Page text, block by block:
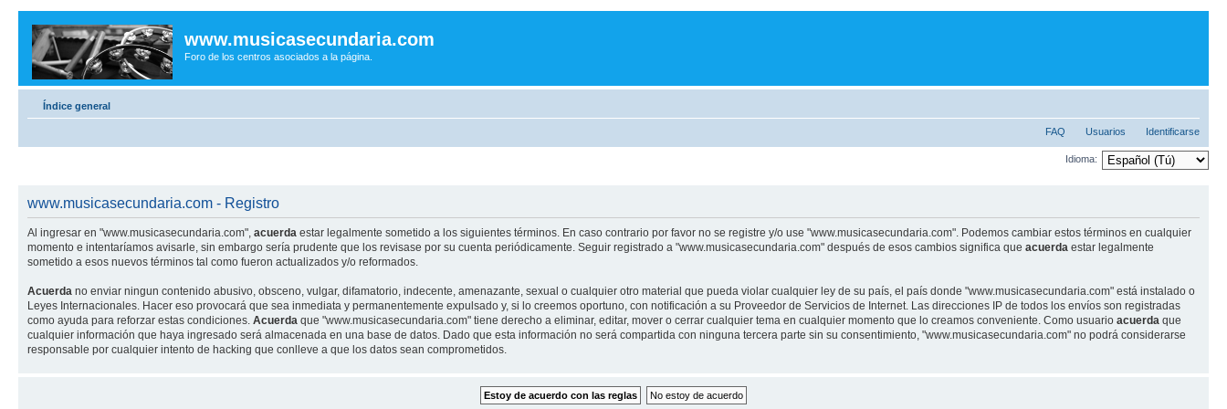
www.musicasecundaria.com
Foro de los centros asociados a la página.
Índice general
FAQ Usuarios Identificarse
Idioma:
www.musicasecundaria.com - Registro
Al ingresar en "www.musicasecundaria.com", acuerda estar legalmente sometido a los siguientes términos. En caso contrario por favor no se registre y/o use "www.musicasecundaria.com". Podemos cambiar estos términos en cualquier
momento e intentaríamos avisarle, sin embargo sería prudente que los revisase por su cuenta periódicamente. Seguir registrado a "www.musicasecundaria.com" después de esos cambios significa que acuerda estar legalmente
sometido a esos nuevos términos tal como fueron actualizados y/o reformados.
Acuerda no enviar ningun contenido abusivo, obsceno, vulgar, difamatorio, indecente, amenazante, sexual o cualquier otro material que pueda violar cualquier ley de su país, el país donde "www.musicasecundaria.com" está instalado o
Leyes Internacionales. Hacer eso provocará que sea inmediata y permanentemente expulsado y, si lo creemos oportuno, con notificación a su Proveedor de Servicios de Internet. Las direcciones IP de todos los envíos son registradas
como ayuda para reforzar estas condiciones. Acuerda que "www.musicasecundaria.com" tiene derecho a eliminar, editar, mover o cerrar cualquier tema en cualquier momento que lo creamos conveniente. Como usuario acuerda que
cualquier información que haya ingresado será almacenada en una base de datos. Dado que esta información no será compartida con ninguna tercera parte sin su consentimiento, "www.musicasecundaria.com" no podrá considerarse
responsable por cualquier intento de hacking que conlleve a que los datos sean comprometidos.